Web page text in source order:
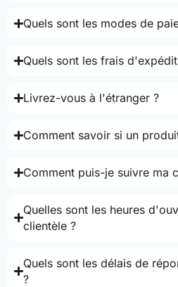
Quels sont les modes de
Quels sont les frais
Livrez-vous à l'étranger ?
Comment savoir si un
Comment puis-je suivre ma
Quelles sont les heures
clientèle ?
Quels sont les délais de
?